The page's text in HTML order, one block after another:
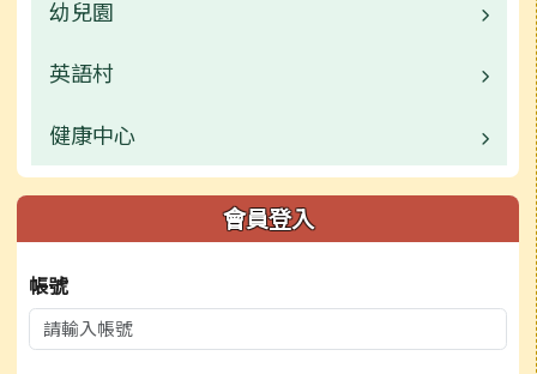
行事曆
檔案下載
榮譽榜
行事曆
檔案下載
活動相簿
榮譽榜
行事曆
檔案下載
校園公告
常用連結
活動相簿
榮譽榜
行事曆
檔案下載
業務職掌
校園公告
常用連結
行事曆
檔案下載
幼兒園
校園公告
業務職掌
常用連結
檔案下載
行事曆
英語村
校園公告
業務職掌
行事曆
健康中心
校園公告
行事曆
會員登入
帳號